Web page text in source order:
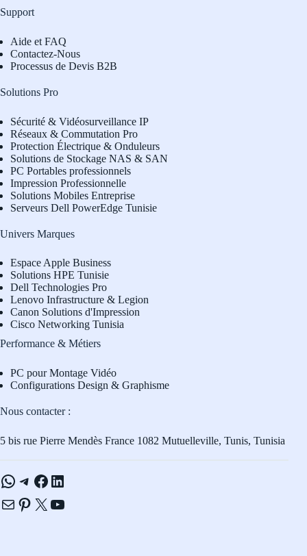
Support
Aide et FAQ
Contactez-Nous
Processus de Devis B2B
Solutions Pro
Sécurité & Vidéosurveillance IP
Réseaux & Commutation Pro
Protection Électrique & Onduleurs
Solutions de Stockage NAS & SAN
PC Portables professionnels
Impression Professionnelle
Solutions Mobiles Entreprise
Serveurs Dell PowerEdge Tunisie
Univers Marques
Espace Apple Business
Solutions HPE Tunisie
Dell Technologies Pro
Lenovo Infrastructure & Legion
Canon Solutions d'Impression
Cisco Networking Tunisia
Performance & Métiers
PC pour Montage Vidéo
Configurations Design & Graphisme
Nous contacter :
5 bis rue Pierre Mendès France 1082 Mutuelleville, Tunis, Tunisia
WhatsApp
Telegram
Facebook
LinkedIn
E-mailPinterest
X YouTube